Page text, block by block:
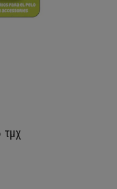
τμχ